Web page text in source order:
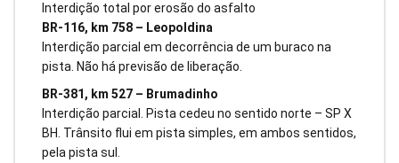
Interdição total por erosão do asfalto
BR-116, km 758 – Leopoldina
Interdição parcial em decorrência de um buraco na
pista. Não há previsão de liberação.
BR-381, km 527 – Brumadinho
Interdição parcial. Pista cedeu no sentido norte – SP X
BH. Trânsito flui em pista simples, em ambos sentidos,
pela pista sul.